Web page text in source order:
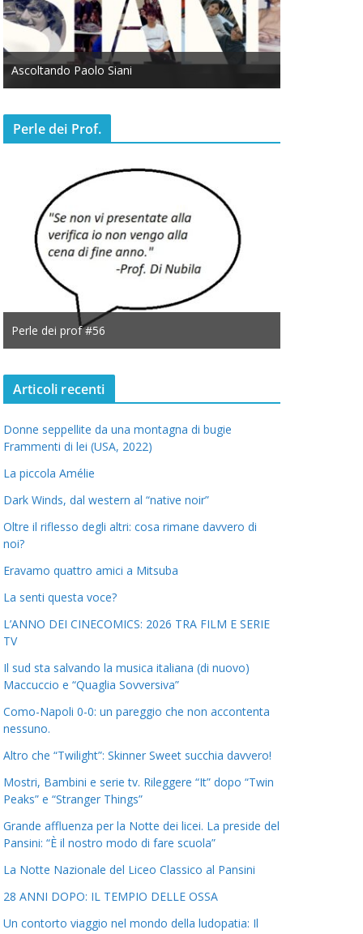
Ascoltando Paolo Siani
Perle dei Prof.
Perle dei prof #56
Articoli recenti
Donne seppellite da una montagna di bugie
Frammenti di lei (USA, 2022)
La piccola Amélie
Dark Winds, dal western al “native noir”
Oltre il riflesso degli altri: cosa rimane davvero di
noi?
Eravamo quattro amici a Mitsuba
La senti questa voce?
L’ANNO DEI CINECOMICS: 2026 TRA FILM E SERIE
TV
Il sud sta salvando la musica italiana (di nuovo)
Maccuccio e “Quaglia Sovversiva”
Como-Napoli 0-0: un pareggio che non accontenta
nessuno.
Altro che “Twilight”: Skinner Sweet succhia davvero!
Mostri, Bambini e serie tv. Rileggere “It” dopo “Twin
Peaks” e “Stranger Things”
Grande affluenza per la Notte dei licei. La preside del
Pansini: “È il nostro modo di fare scuola”
La Notte Nazionale del Liceo Classico al Pansini
28 ANNI DOPO: IL TEMPIO DELLE OSSA
Un contorto viaggio nel mondo della ludopatia: Il